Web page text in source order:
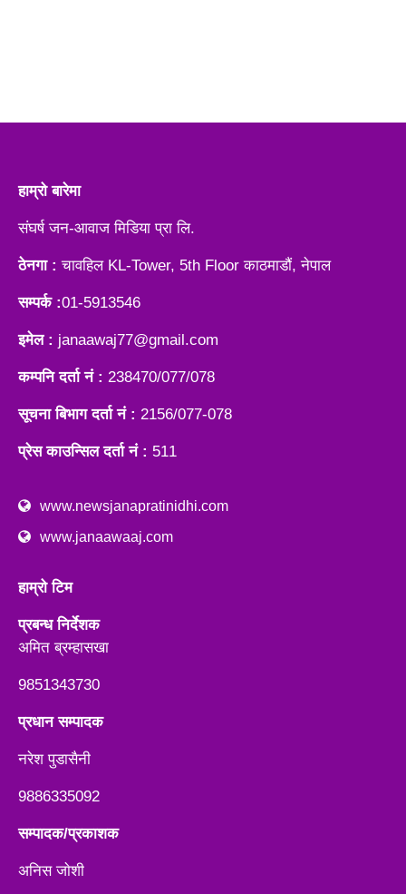
हाम्रो बारेमा
संघर्ष जन-आवाज मिडिया प्रा लि.
ठेनगा : चावहिल KL-Tower, 5th Floor काठमाडौं, नेपाल
सम्पर्क :01-5913546
इमेल : janaawaj77@gmail.com
कम्पनि दर्ता नं : 238470/077/078
सूचना बिभाग दर्ता नं : 2156/077-078
प्रेस काउन्सिल दर्ता नं : 511
www.newsjanapratinidhi.com
www.janaawaaj.com
हाम्रो टिम
प्रबन्ध निर्देशक
अमित ब्रम्हासखा
9851343730
प्रधान सम्पादक
नरेश पुडासैनी
9886335092
सम्पादक/प्रकाशक
अनिस जाेशी